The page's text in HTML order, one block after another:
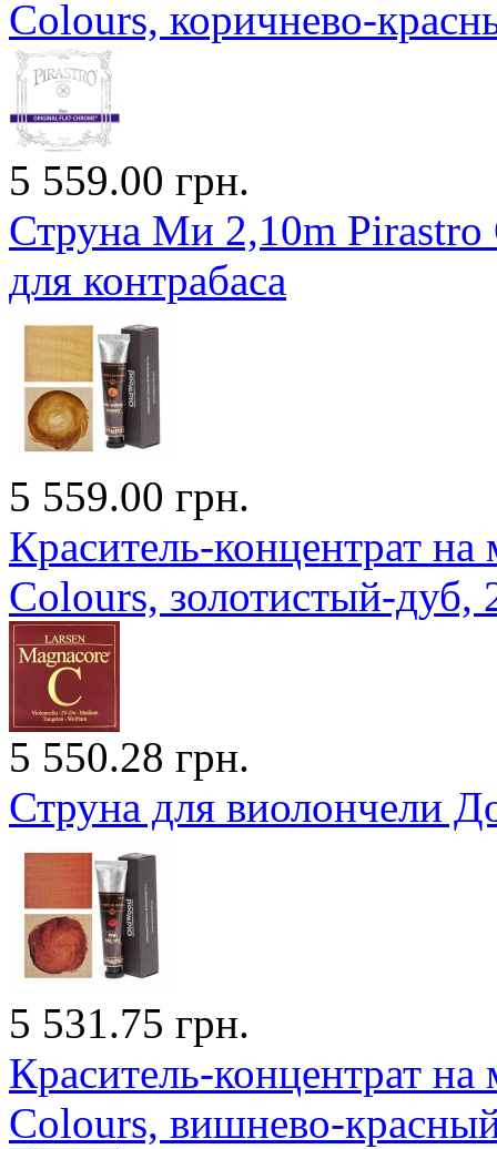
Colours, коричнево-
5 559.00 грн.
Струна Ми 2,10m Pirastro
для контрабаса
5 559.00 грн.
Краситель-концентрат
Colours, золотистый-дуб,
5 550.28 грн.
Струна для виолончели
5 531.75 грн.
Краситель-концентрат
Colours, вишнево-